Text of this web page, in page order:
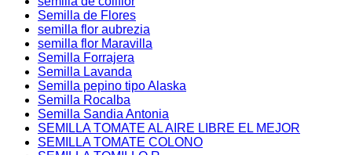
Semilla de Flores
semilla flor aubrezia
semilla flor Maravilla
Semilla Forrajera
Semilla Lavanda
Semilla pepino tipo Alaska
Semilla Rocalba
Semilla Sandia Antonia
SEMILLA TOMATE AL AIRE LIBRE EL MEJOR
SEMILLA TOMATE COLONO